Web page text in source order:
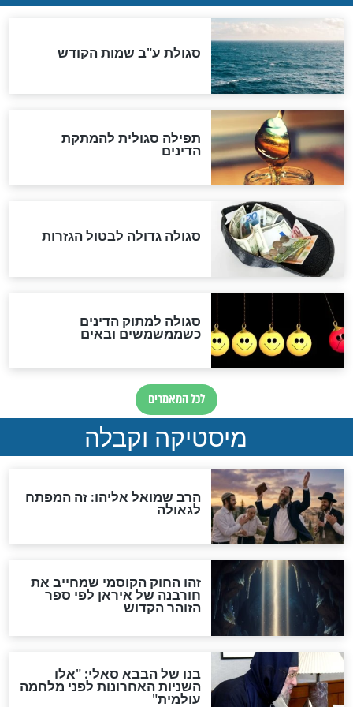
ההסכם החשאי של טראמפ
ואיראן: בלי שקיפות ועם הרבה
סימני שאלה
המסמך האבוד שנחשף
במרתפי מוסקבה: כתב היד
הנדיר של הרשב"ם התגלה
שורדת השואה שחוגגת 100:
"מודה לקב"ה על כל השנים"
לכל המאמרים
אחרית הימים
האם אפשר לחשב את הקץ?
מה יהיה בימות המשיח?